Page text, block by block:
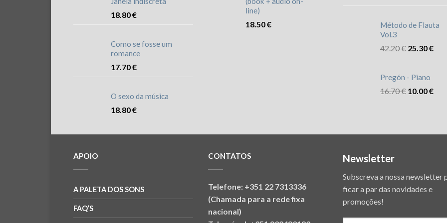
18.80€
Como se fosse um
romance
17.70€
O sexo da música
18.80€
line)
18.50€
Método de Flauta
Vol.3
42.20€ 25.30€
Pregón - Piano
16.70€ 10.00€
APOIO
A PALETA DOS SONS
FAQ’S
CONTATOS
Telefone: +351 22 7313336
(Chamada para a rede fixa
nacional)
Newsletter
Subscreva a nossa newsletter
ficar a par das novidades e
promoções!